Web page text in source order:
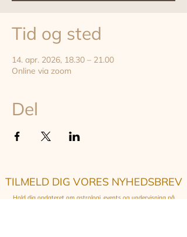
Tid og sted
14. apr. 2026, 18.30 – 21.00
Online via zoom
Del
TILMELD DIG VORES NYHEDSBREV
Hold dig opdateret om astrologi, events og undervisning på